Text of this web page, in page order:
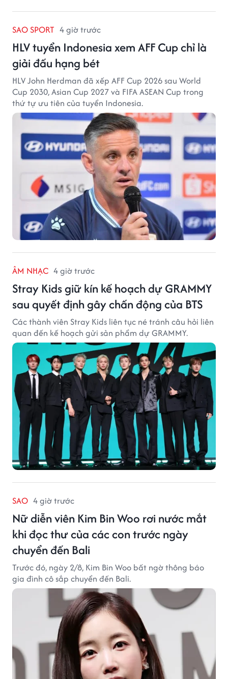
SAO SPORT 4 giờ trước
HLV tuyển Indonesia xem AFF Cup chỉ là
giải đấu hạng bét
HLV John Herdman đã xếp AFF Cup 2026 sau World
Cup 2030, Asian Cup 2027 và FIFA ASEAN Cup trong
thứ tự ưu tiên của tuyển Indonesia.
ÂM NHẠC 4 giờ trước
Stray Kids giữ kín kế hoạch dự GRAMMY
sau quyết định gây chấn động của BTS
Các thành viên Stray Kids liên tục né tránh câu hỏi liên
quan đến kế hoạch gửi sản phẩm dự GRAMMY.
SAO 4 giờ trước
Nữ diễn viên Kim Bin Woo rơi nước mắt
khi đọc thư của các con trước ngày
chuyển đến Bali
Trước đó, ngày 2/8, Kim Bin Woo bất ngờ thông báo
gia đình cô sắp chuyển đến Bali.